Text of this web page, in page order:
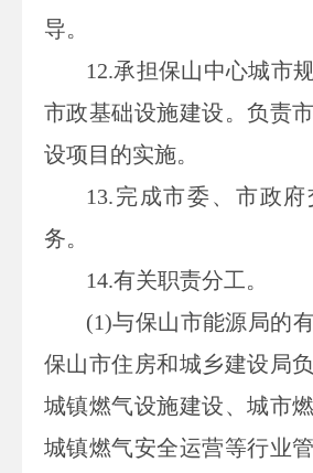
导。
12.承担保山中心城市
市政基础设施建设。负责
设项目的实施。
13.完成市委、市政
务。
14.有关职责分工。
(1)与保山市能源局的
保山市住房和城乡建设局
城镇燃气设施建设、城市
城镇燃气安全运营等行业